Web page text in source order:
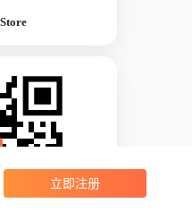
立即注册